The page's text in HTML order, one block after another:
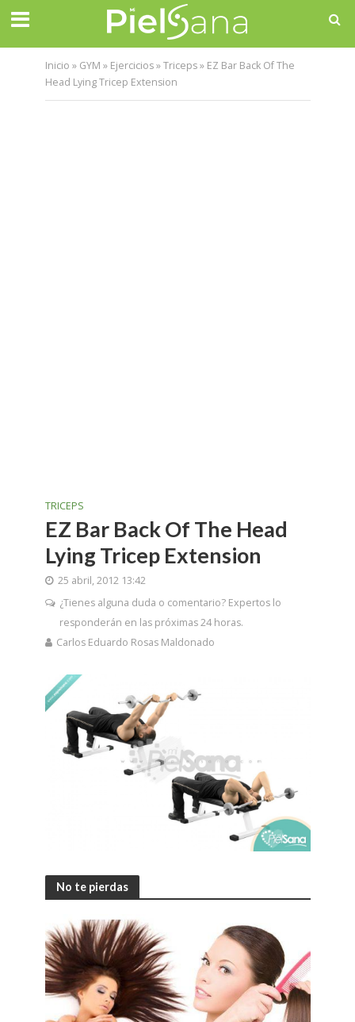
Inicio » GYM » Ejercicios»Triceps» EZ Bar Back Of The
Head Lying Tricep Extension
TRICEPS
EZ Bar Back Of The Head
Lying Tricep Extension
25 abril, 2012 13:42
¿Tienes alguna duda o comentario? Expertos lo
responderán en las próximas 24 horas.
Carlos Eduardo Rosas Maldonado
No te pierdas